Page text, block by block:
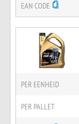
EAN CODE
PER EENHEID
PER PALLET